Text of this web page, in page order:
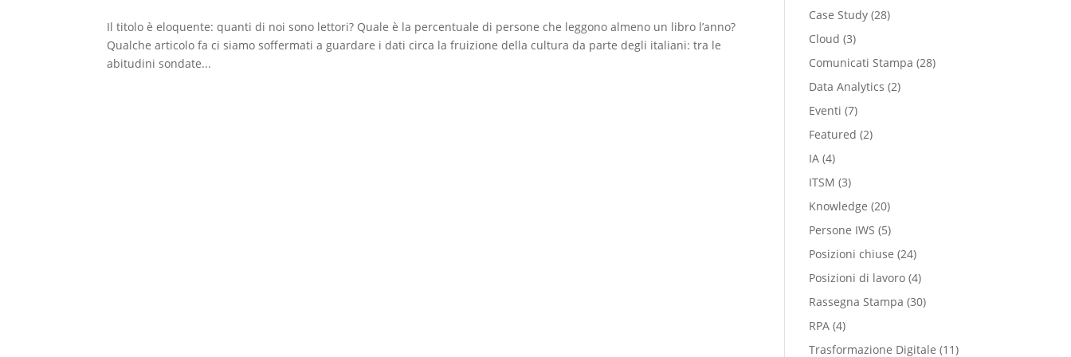
Il titolo è eloquente: quanti di noi sono lettori? Quale è la percentuale di persone che leggono almeno un libro l’anno?
Qualche articolo fa ci siamo soffermati a guardare i dati circa la fruizione della cultura da parte degli italiani: tra le
abitudini sondate...
Case Study (28)
Cloud (3)
Comunicati Stampa (28)
Data Analytics (2)
Eventi (7)
Featured (2)
IA (4)
ITSM (3)
Knowledge (20)
Persone IWS (5)
Posizioni chiuse (24)
Posizioni di lavoro (4)
Rassegna Stampa (30)
RPA (4)
Trasformazione Digitale (11)